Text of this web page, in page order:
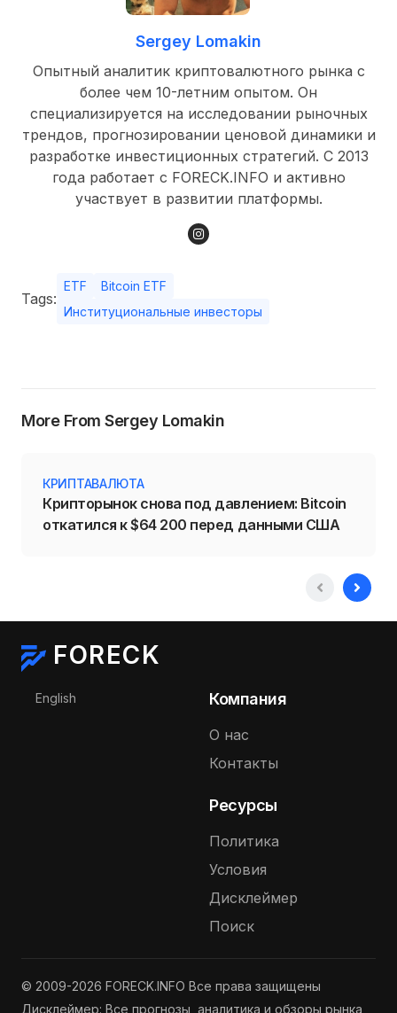
Sergey Lomakin
Опытный аналитик криптовалютного рынка с
более чем 10-летним опытом. Он
специализируется на исследовании рыночных
трендов, прогнозировании ценовой динамики и
разработке инвестиционных стратегий. С 2013
года работает с FORECK.INFO и активно
участвует в развитии платформы.
Tags:
ETF
Bitcoin ETF
Институциональные инвесторы
More From Sergey Lomakin
КРИПТАВАЛЮТА
Крипторынок снова под давлением: Bitcoin
откатился к $64 200 перед данными США
FORECK
Выберите язык
English Компания
О нас
Контакты
Ресурсы
Политика
Условия
Дисклеймер
Поиск
© 2009-2026 FORECK.INFO Все права защищены
Дисклеймер: Все прогнозы, аналитика и обзоры рынка